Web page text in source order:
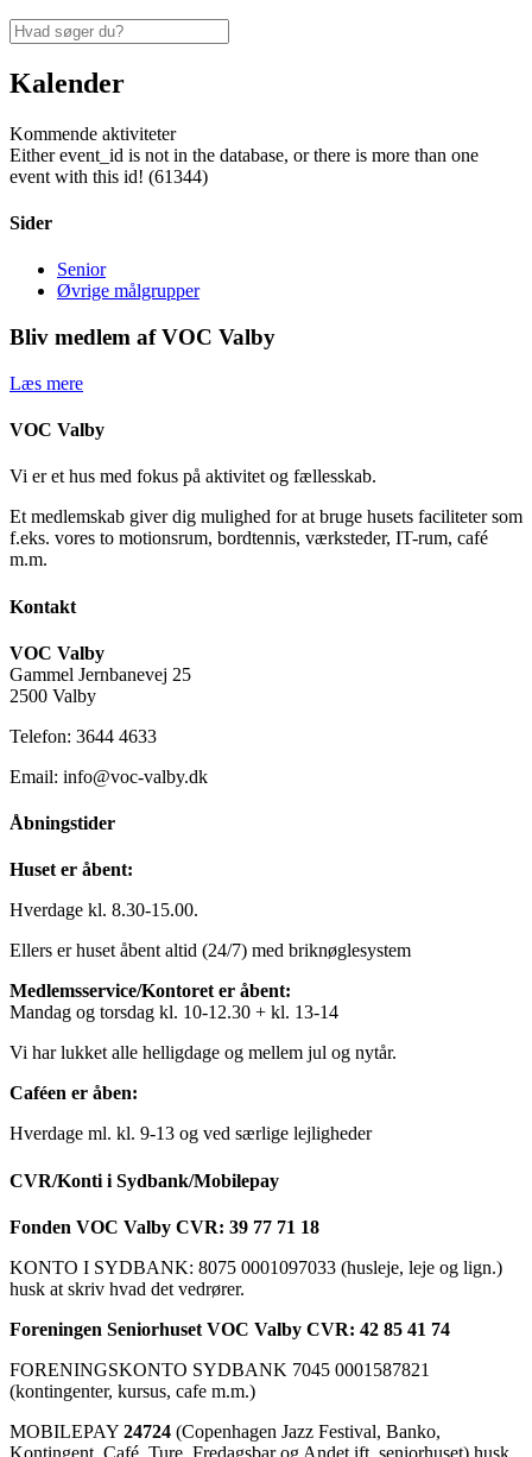
Kalender
Kommende aktiviteter
Either event_id is not in the database, or there is more than one
event with this id! (61344)
Sider
Senior
Øvrige målgrupper
Bliv medlem af VOC Valby
Læs mere
VOC Valby
Vi er et hus med fokus på aktivitet og fællesskab.
Et medlemskab giver dig mulighed for at bruge husets faciliteter som
f.eks. vores to motionsrum, bordtennis, værksteder, IT-rum, café
m.m.
Kontakt
VOC Valby
Gammel Jernbanevej 25
2500 Valby
Telefon: 3644 4633
Email: info@voc-valby.dk
Åbningstider
Huset er åbent:
Hverdage kl. 8.30-15.00.
Ellers er huset åbent altid (24/7) med briknøglesystem
Medlemsservice/Kontoret er åbent:
Mandag og torsdag kl. 10-12.30 + kl. 13-14
Vi har lukket alle helligdage og mellem jul og nytår.
Caféen er åben:
Hverdage ml. kl. 9-13 og ved særlige lejligheder
CVR/Konti i Sydbank/Mobilepay
Fonden VOC Valby CVR: 39 77 71 18
KONTO I SYDBANK: 8075 0001097033 (husleje, leje og lign.)
husk at skriv hvad det vedrører.
Foreningen Seniorhuset VOC Valby CVR: 42 85 41 74
FORENINGSKONTO SYDBANK 7045 0001587821
(kontingenter, kursus, cafe m.m.)
MOBILEPAY 24724 (Copenhagen Jazz Festival, Banko,
Kontingent, Café, Ture, Fredagsbar og Andet ift. seniorhuset) husk